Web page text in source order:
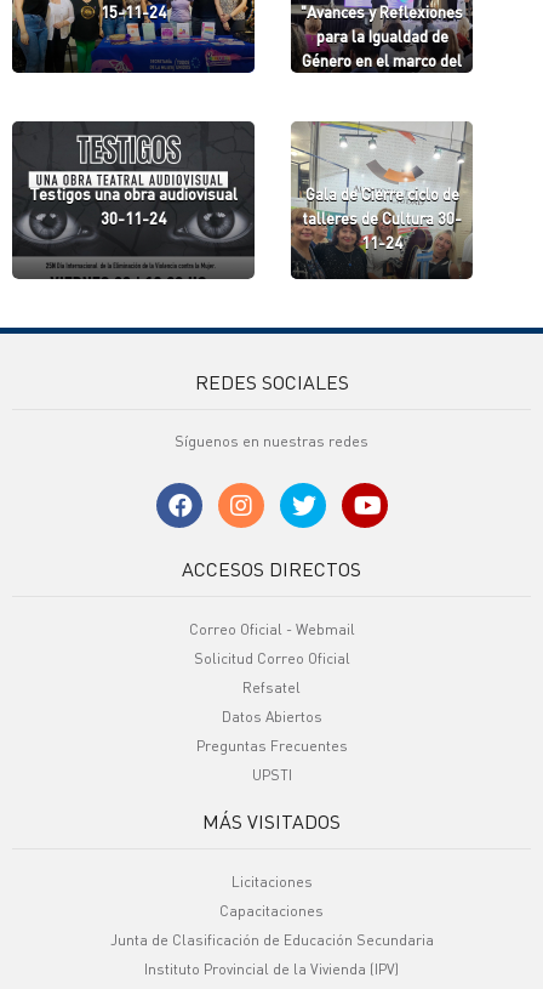
15-11-24
"Avances y Reflexiones
para la Igualdad de
Género en el marco del
Testigos una obra audiovisual
30-11-24
Gala de Cierre ciclo de
talleres de Cultura 30-
11-24
REDES SOCIALES
Síguenos en nuestras redes
ACCESOS DIRECTOS
Correo Oficial - Webmail
Solicitud Correo Oficial
Refsatel
Datos Abiertos
Preguntas Frecuentes
UPSTI
MÁS VISITADOS
Licitaciones
Capacitaciones
Junta de Clasificación de Educación Secundaria
Instituto Provincial de la Vivienda (IPV)